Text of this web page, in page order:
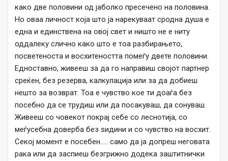
како две половини од јаболко пресечено на половина.
Но оваа личност која што ја нарекуваат сродна душа е
една и единствена на овој свет и ништо не е ниту
оддалеку слично како што е тоа разбирањето,
посветеноста и восхитеността помеѓу двете половини.
Едноставно, живееш за да го направиш својот партнер
среќен, без резерва, калкулација или за да добиеш
нешто за возврат. Тоа е чувство кое ти доаѓа без
посебно да се трудиш или да посакуваш, да сонуваш.
Живееш со човекот покрај себе со леснотија, со
меѓусебна доверба без ѕидини и со чувство на восхит.
Секој момент е посебен….. само да ја допреш неговата
рака или да заспиеш безгрижно додека заштитнички